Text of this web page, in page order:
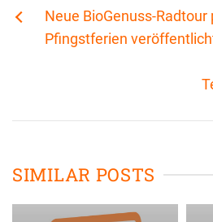
Neue BioGenuss-
Pfingstferien
SIMILAR POSTS